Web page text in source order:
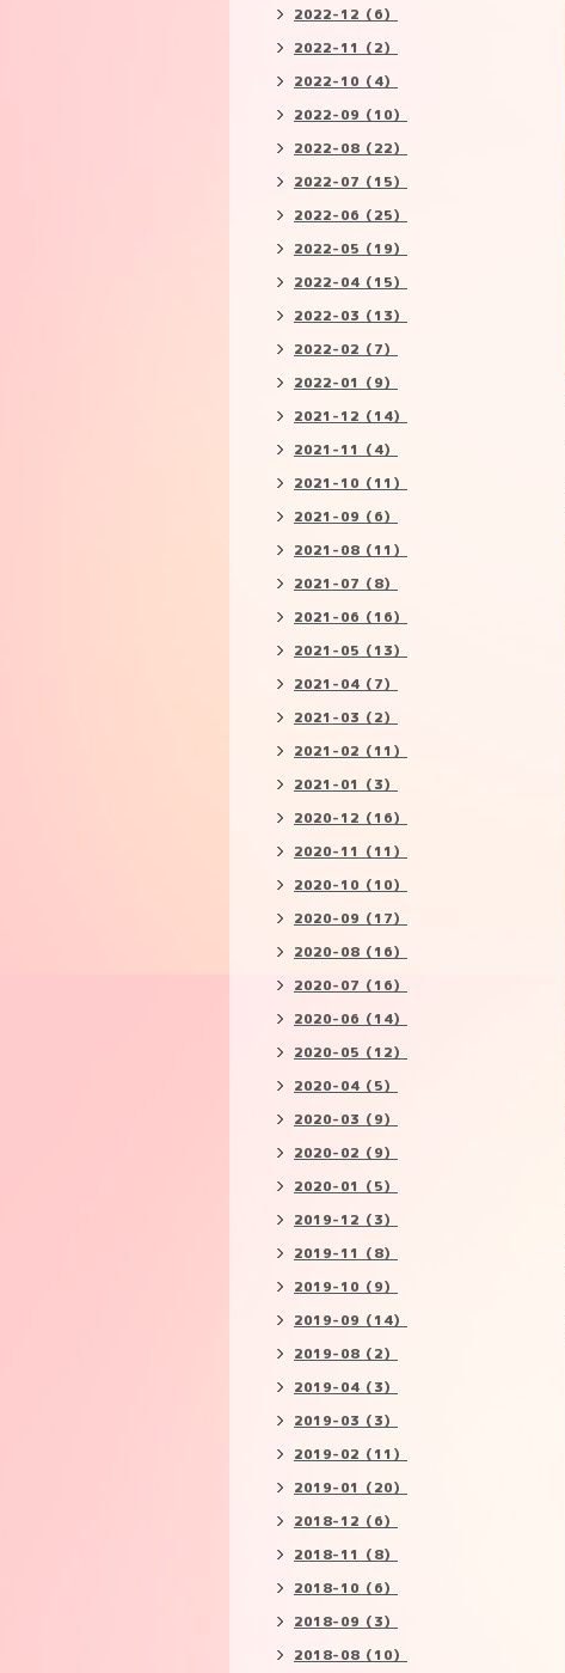
2022-12（6）
2022-11（2）
2022-10（4）
2022-09（10）
2022-08（22）
2022-07（15）
2022-06（25）
2022-05（19）
2022-04（15）
2022-03（13）
2022-02（7）
2022-01（9）
2021-12（14）
2021-11（4）
2021-10（11）
2021-09（6）
2021-08（11）
2021-07（8）
2021-06（16）
2021-05（13）
2021-04（7）
2021-03（2）
2021-02（11）
2021-01（3）
2020-12（16）
2020-11（11）
2020-10（10）
2020-09（17）
2020-08（16）
2020-07（16）
2020-06（14）
2020-05（12）
2020-04（5）
2020-03（9）
2020-02（9）
2020-01（5）
2019-12（3）
2019-11（8）
2019-10（9）
2019-09（14）
2019-08（2）
2019-04（3）
2019-03（3）
2019-02（11）
2019-01（20）
2018-12（6）
2018-11（8）
2018-10（6）
2018-09（3）
2018-08（10）